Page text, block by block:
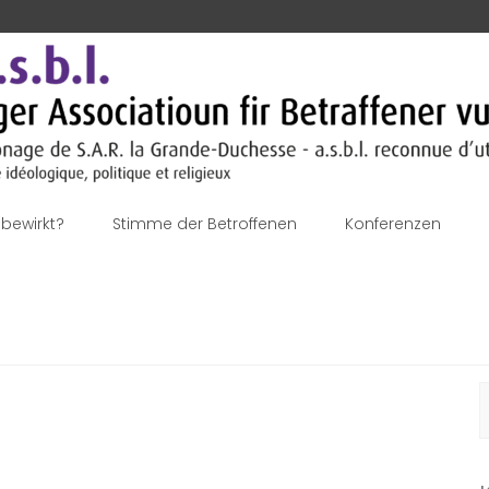
Stimme der Betroffenen Konferenzen